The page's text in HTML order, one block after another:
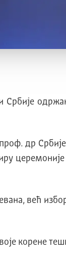
др
већ
корене